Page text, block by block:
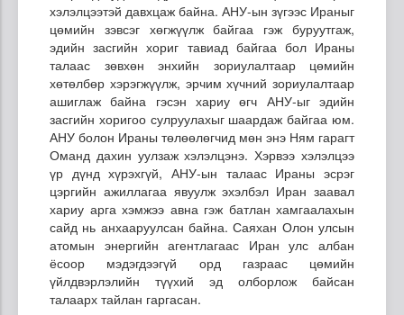
хэлэлцээтэй давхцаж байна. АНУ-ын зүгээс Ираныг
цөмийн зэвсэг хөгжүүлж байгаа гэж буруутгаж,
эдийн засгийн хориг тавиад байгаа бол Ираны
талаас зөвхөн энхийн зориулалтаар цөмийн
хөтөлбөр хэрэгжүүлж, эрчим хүчний зориулалтаар
ашиглаж байна гэсэн хариу өгч АНУ-ыг эдийн
засгийн хоригоо сулруулахыг шаардаж байгаа юм.
АНУ болон Ираны төлөөлөгчид мөн энэ Ням гарагт
Оманд дахин уулзаж хэлэлцэнэ. Хэрвээ хэлэлцээ
үр дүнд хүрэхгүй, АНУ-ын талаас Ираны эсрэг
цэргийн ажиллагаа явуулж эхэлбэл Иран заавал
хариу арга хэмжээ авна гэж батлан хамгаалахын
сайд нь анхааруулсан байна. Саяхан Олон улсын
атомын энергийн агентлагаас Иран улс албан
ёсоор мэдэгдээгүй орд газраас цөмийн
үйлдвэрлэлийн түүхий эд олборлож байсан
талаарх тайлан гаргасан.